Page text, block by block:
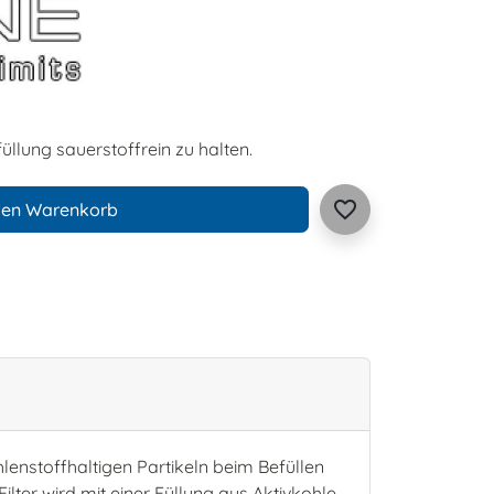
sauerstoffrein zu halten.
Warenkorb favorite_border
Partikeln beim Befüllen